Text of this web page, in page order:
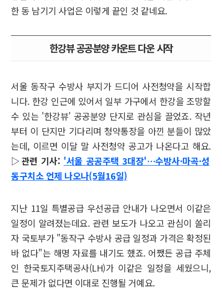
한 동 남기기 사업은 이렇게 끝인 것 같네요.
한강뷰 공공분양 카운트 다운 시작
서울 동작구 수방사 부지가 드디어 사전청약을 시작합
니다. 한강 인근에 있어서 일부 가구에서 한강을 조망할
수 있는 '한강뷰' 공공분양 단지로 관심을 끌었죠. 작년
부터 이 단지만 기다리며 청약통장을 아낀 분들이 많았
는데, 이르면 이달 말 사전청약 공고가 나온다고 해요.
▷관련 기사: '서울 공공주택 3대장'…수방사·마곡·성
동구치소 언제 나오나(5월16일)
지난 11일 특별공급 우선공급 안내가 나오면서 이같은
일정이 알려졌는데요. 관련 보도가 나오고 관심이 쏠리
자 국토부가 "동작구 수방사 공급 일정과 가격은 확정된
바 없다"는 해명 자료를 내기도 했죠. 어쨌든 공급 주체
인 한국토지주택공사(LH)가 이같은 일정을 세웠으니,
큰 문제가 없다면 이대로 진행될 거예요.